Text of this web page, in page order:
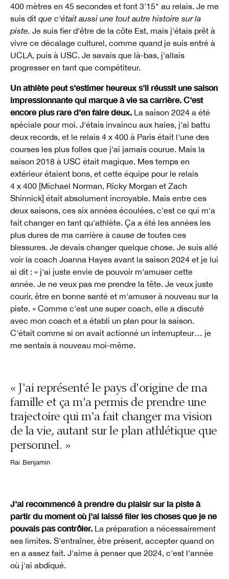
400 mètres en 45 secondes et font 3'15" au relais. Je me
suis dit que c'était aussi une tout autre histoire sur la
piste. Je suis fier d'être de la côte Est, mais j'étais prêt à
vivre ce décalage culturel, comme quand je suis entré à
UCLA, puis à USC. Je savais que là-bas, j'allais
progresser en tant que compétiteur.
Un athlète peut s'estimer heureux s'il réussit une saison
impressionnante qui marque à vie sa carrière. C'est
encore plus rare d'en faire deux. La saison 2024 a été
spéciale pour moi. J'étais invaincu aux haies, j'ai battu
deux records, et le relais 4 x 400 à Paris était l'une des
courses les plus folles que j'ai jamais courue. Mais la
saison 2018 à USC était magique. Mes temps en
extérieur étaient bons, et cette équipe pour le relais
4 x 400 [Michael Norman, Ricky Morgan et Zach
Shinnick] était absolument incroyable. Mais entre ces
deux saisons, ces six années écoulées, c'est ce qui m'a
fait changer en tant qu'athlète. Ça a été les années les
plus dures de ma carrière à cause de toutes ces
blessures. Je devais changer quelque chose. Je suis allé
voir la coach Joanna Hayes avant la saison 2024 et je lui
ai dit : « j'ai juste envie de pouvoir m'amuser cette
année. Je ne veux pas me prendre la tête. Je veux juste
courir, être en bonne santé et m'amuser à nouveau sur la
piste. » Comme c'est une super coach, elle a discuté
avec mon coach et a établi un plan pour la saison.
C'était comme si on avait actionné un interrupteur… je
me sentais à nouveau moi-même.
« J'ai représenté le pays d'origine de ma
famille et ça m'a permis de prendre une
trajectoire qui m'a fait changer ma vision
de la vie, autant sur le plan athlétique que
personnel. »
Rai Benjamin
J'ai recommencé à prendre du plaisir sur la piste à
partir du moment où j'ai laissé filer les choses que je ne
pouvais pas contrôler. La préparation a nécessairement
ses limites. S'entraîner, être présent, accepter quand on
en a assez fait. J'aime à penser que 2024, c'est l'année
où j'ai abdiqué.